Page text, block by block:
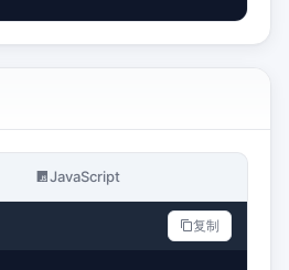
JavaScript
复制